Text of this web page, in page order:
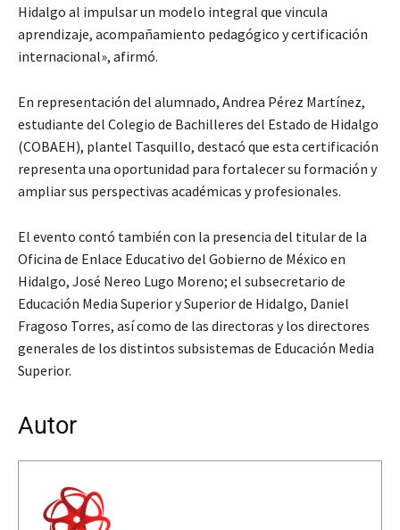
Hidalgo al impulsar un modelo integral que vincula
aprendizaje, acompañamiento pedagógico y certificación
internacional», afirmó.
​En representación del alumnado, Andrea Pérez Martínez,
estudiante del Colegio de Bachilleres del Estado de Hidalgo
(COBAEH), plantel Tasquillo, destacó que esta certificación
representa una oportunidad para fortalecer su formación y
ampliar sus perspectivas académicas y profesionales.
​El evento contó también con la presencia del titular de la
Oficina de Enlace Educativo del Gobierno de México en
Hidalgo, José Nereo Lugo Moreno; el subsecretario de
Educación Media Superior y Superior de Hidalgo, Daniel
Fragoso Torres, así como de las directoras y los directores
generales de los distintos subsistemas de Educación Media
Superior.
Autor